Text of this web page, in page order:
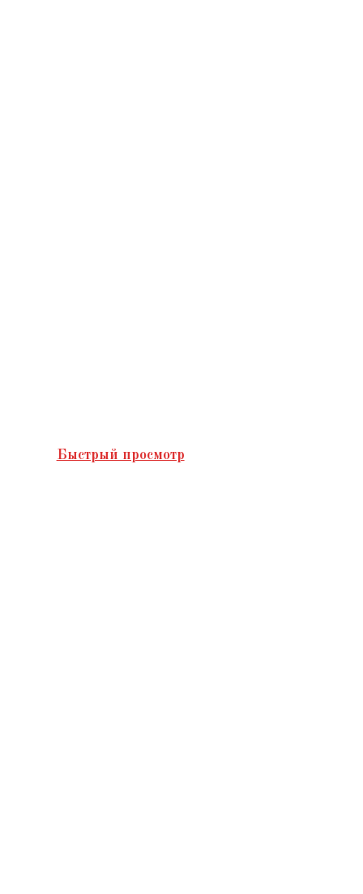
Быстрый просмотр